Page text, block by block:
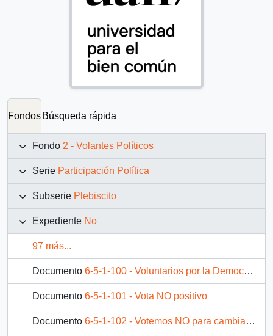
Fondos Búsqueda rápida
Fondo 2 - Volantes Políticos
Serie Participación Política
Subserie Plebiscito
Expediente No
97 más...
Documento 6-5-1-100 - Voluntarios por la Democracia
Documento 6-5-1-101 - Vota NO positivo
Documento 6-5-1-102 - Votemos NO para cambiar la educación